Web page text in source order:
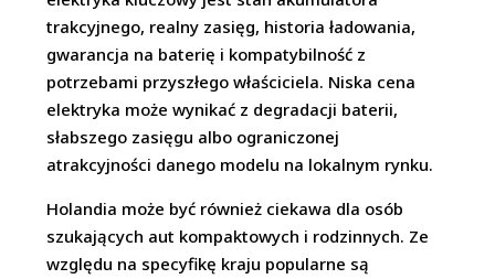
trakcyjnego, realny zasięg, historia ładowania,
gwarancja na baterię i kompatybilność z
potrzebami przyszłego właściciela. Niska cena
elektryka może wynikać z degradacji baterii,
słabszego zasięgu albo ograniczonej
atrakcyjności danego modelu na lokalnym rynku.
Holandia może być również ciekawa dla osób
szukających aut kompaktowych i rodzinnych. Ze
względu na specyfikę kraju popularne są